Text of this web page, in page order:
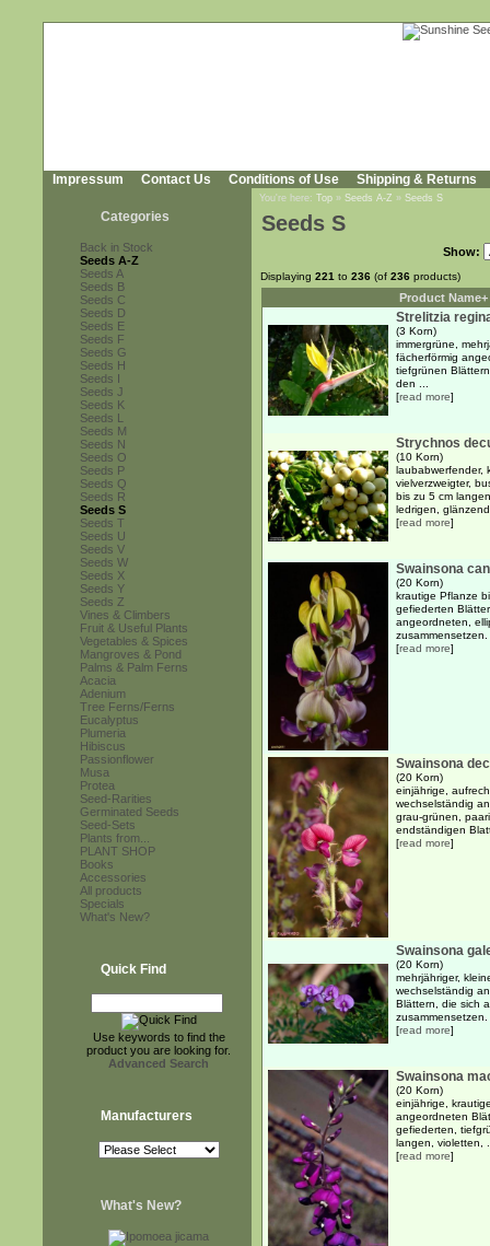
Impressum Contact Us Conditions of Use Shipping & Returns
Categories
Back in Stock
Seeds A-Z
Seeds A
Seeds B
Seeds C
Seeds D
Seeds E
Seeds F
Seeds G
Seeds H
Seeds I
Seeds J
Seeds K
Seeds L
Seeds M
Seeds N
Seeds O
Seeds P
Seeds Q
Seeds R
Seeds S
Seeds T
Seeds U
Seeds V
Seeds W
Seeds X
Seeds Y
Seeds Z
Vines & Climbers
Fruit & Useful Plants
Vegetables & Spices
Mangroves & Pond
Palms & Palm Ferns
Acacia
Adenium
Tree Ferns/Ferns
Eucalyptus
Plumeria
Hibiscus
Passionflower
Musa
Protea
Seed-Rarities
Germinated Seeds
Seed-Sets
Plants from...
PLANT SHOP
Books
Accessories
All products
Specials
What's New?
Quick Find
Use keywords to find the
product you are looking for.
Advanced Search
Manufacturers
What's New?
You're here: Top » Seeds A-Z » Seeds S
Seeds S
Show:
Displaying 221 to 236 (of 236 products)
Product Name+
Strelitzia
(3 Korn)
immergrüne,
fächerförmig
tiefgrünen
den ...
[read more]
Strychnos
(10 Korn)
laubabwerfender,
vielverzweigter,
bis zu 5 cm
ledrigen,
[read more]
Swainsona
(20 Korn)
krautige Pflanze
gefiederten
angeordneten,
[read more]
Swainsona
(20 Korn)
einjährige,
wechselständig
grau-grünen,
endständigen
[read more]
Swainsona
(20 Korn)
mehrjähriger,
wechselständig
Blättern, die sich
[read more]
Swainsona
(20 Korn)
einjährige,
angeordneten
gefiederten,
langen, violetten,
[read more]